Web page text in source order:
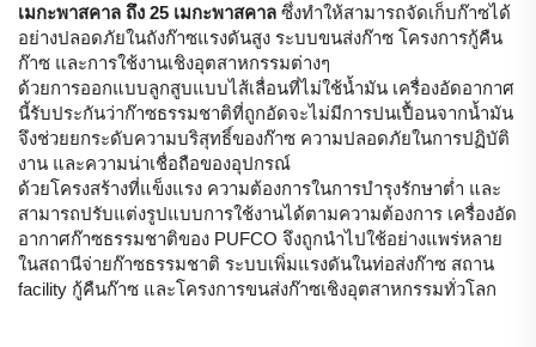
เมกะพาสคาล ถึง 25 เมกะพาสคาล ซึ่งทำให้สามารถจัดเก็บก๊าซได้
อย่างปลอดภัยในถังก๊าซแรงดันสูง ระบบขนส่งก๊าซ โครงการกู้คืน
ก๊าซ และการใช้งานเชิงอุตสาหกรรมต่างๆ
ด้วยการออกแบบลูกสูบแบบไส้เลื่อนที่ไม่ใช้น้ำมัน เครื่องอัดอากาศ
นี้รับประกันว่าก๊าซธรรมชาติที่ถูกอัดจะไม่มีการปนเปื้อนจากน้ำมัน
จึงช่วยยกระดับความบริสุทธิ์ของก๊าซ ความปลอดภัยในการปฏิบัติ
งาน และความน่าเชื่อถือของอุปกรณ์
ด้วยโครงสร้างที่แข็งแรง ความต้องการในการบำรุงรักษาต่ำ และ
สามารถปรับแต่งรูปแบบการใช้งานได้ตามความต้องการ เครื่องอัด
อากาศก๊าซธรรมชาติของ PUFCO จึงถูกนำไปใช้อย่างแพร่หลาย
ในสถานีจ่ายก๊าซธรรมชาติ ระบบเพิ่มแรงดันในท่อส่งก๊าซ สถาน
facility กู้คืนก๊าซ และโครงการขนส่งก๊าซเชิงอุตสาหกรรมทั่วโลก